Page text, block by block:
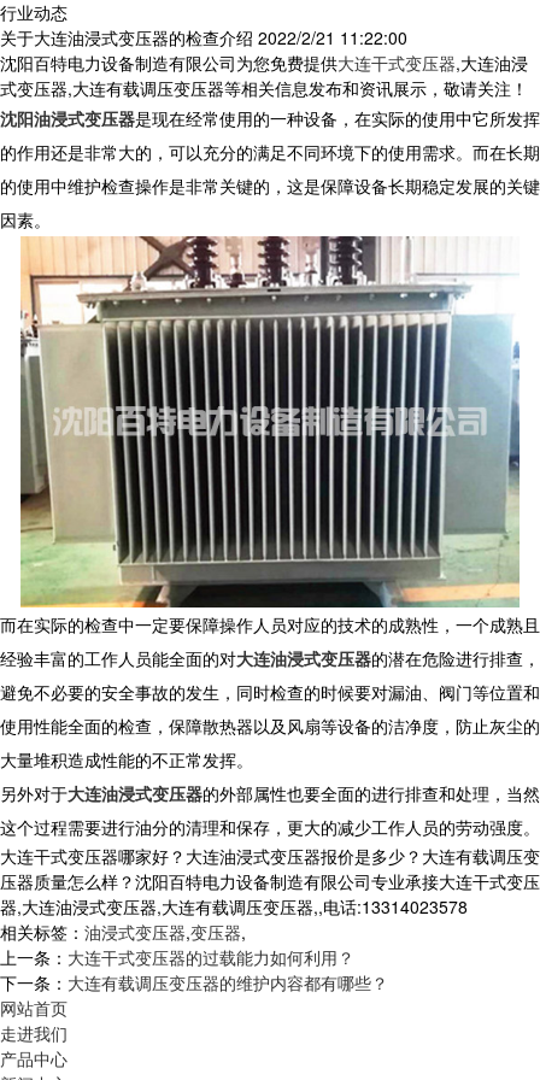
行业动态
关于大连油浸式变压器的检查介绍 2022/2/21 11:22:00
沈阳百特电力设备制造有限公司为您免费提供大连干式变压器,大连油浸
式变压器,大连有载调压变压器等相关信息发布和资讯展示，敬请关注！
沈阳油浸式变压器是现在经常使用的一种设备，在实际的使用中它所发挥
的作用还是非常大的，可以充分的满足不同环境下的使用需求。而在长期
的使用中维护检查操作是非常关键的，这是保障设备长期稳定发展的关键
因素。
而在实际的检查中一定要保障操作人员对应的技术的成熟性，一个成熟且
经验丰富的工作人员能全面的对大连油浸式变压器的潜在危险进行排查，
避免不必要的安全事故的发生，同时检查的时候要对漏油、阀门等位置和
使用性能全面的检查，保障散热器以及风扇等设备的洁净度，防止灰尘的
大量堆积造成性能的不正常发挥。
另外对于大连油浸式变压器的外部属性也要全面的进行排查和处理，当然
这个过程需要进行油分的清理和保存，更大的减少工作人员的劳动强度。
大连干式变压器哪家好？大连油浸式变压器报价是多少？大连有载调压变
压器质量怎么样？沈阳百特电力设备制造有限公司专业承接大连干式变压
器,大连油浸式变压器,大连有载调压变压器,,电话:13314023578
相关标签： 油浸式变压器,变压器,
上一条： 大连干式变压器的过载能力如何利用？
下一条： 大连有载调压变压器的维护内容都有哪些？
网站首页
走进我们
产品中心